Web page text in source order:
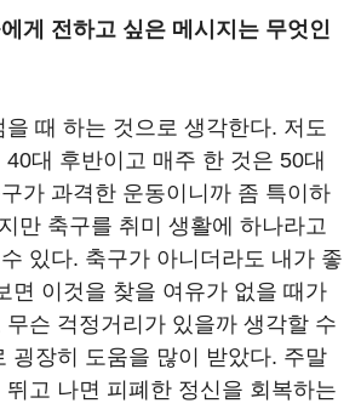
게 전하고 싶은 메시지는 무엇인
때 하는 것으로 생각한다. 저도
대 후반이고 매주 한 것은 50대
가 과격한 운동이니까 좀 특이하
만 축구를 취미 생활에 하나라고
있다. 축구가 아니더라도 내가 좋
면 이것을 찾을 여유가 없을 때가
슨 걱정거리가 있을까 생각할 수
굉장히 도움을 많이 받았다. 주말
고 나면 피폐한 정신을 회복하는